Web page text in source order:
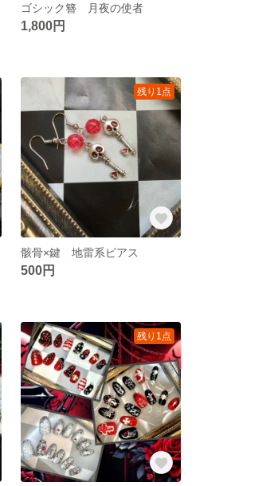
ゴシック簪 月夜の使者
1,800円
残り1点
骸骨×鍵 地雷系ピアス
500円
残り1点